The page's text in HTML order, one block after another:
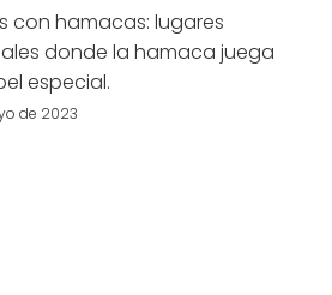
con hamacas: lugares
donde la hamaca juega
especial.
de 2023